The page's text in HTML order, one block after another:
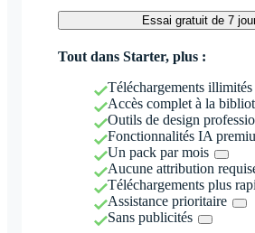
Essai gratuit de 7
Tout dans Starter, plus :
Téléchargements illimités
Accès complet à la
Outils de design
Fonctionnalités IA
Un pack par mois
Aucune attribution
Téléchargements plus
Assistance prioritaire
Sans publicités